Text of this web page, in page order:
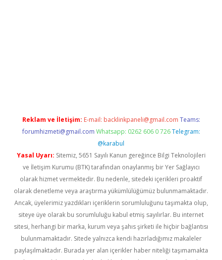
Reklam ve İletişim: E-mail: backlinkpaneli@gmail.com Teams:
forumhizmeti@gmail.com Whatsapp: 0262 606 0 726 Telegram:
@karabul
Yasal Uyarı: Sitemiz, 5651 Sayılı Kanun gereğince Bilgi Teknolojileri
ve İletişim Kurumu (BTK) tarafından onaylanmış bir Yer Sağlayıcı
olarak hizmet vermektedir. Bu nedenle, sitedeki içerikleri proaktif
olarak denetleme veya araştırma yükümlülüğümüz bulunmamaktadır.
Ancak, üyelerimiz yazdıkları içeriklerin sorumluluğunu taşımakta olup,
siteye üye olarak bu sorumluluğu kabul etmiş sayılırlar. Bu internet
sitesi, herhangi bir marka, kurum veya şahıs şirketi ile hiçbir bağlantısı
bulunmamaktadır. Sitede yalnızca kendi hazırladığımız makaleler
paylaşılmaktadır. Burada yer alan içerikler haber niteliği taşımamakta